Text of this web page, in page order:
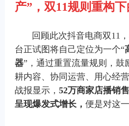
产” ，双11规则重构
回顾此次抖音电商双11，
台正试图将自己定位为一个“
器”，通过重置流量规则，鼓
耕内容、协同运营、用心经
战报显示， 52万商家店播销
呈现爆发式增长， 便是对这